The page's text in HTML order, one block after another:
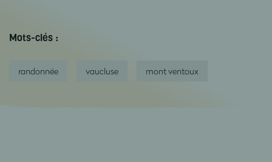
Mots-clés :
randonnée vaucluse mont ventoux